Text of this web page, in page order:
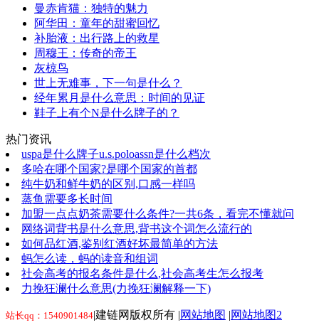
曼赤肯猫：独特的魅力
阿华田：童年的甜蜜回忆
补胎液：出行路上的救星
周穆王：传奇的帝王
灰椋鸟
世上无难事，下一句是什么？
经年累月是什么意思：时间的见证
鞋子上有个N是什么牌子的？
热门资讯
uspa是什么牌子u.s.poloassn是什么档次
多哈在哪个国家?是哪个国家的首都
纯牛奶和鲜牛奶的区别,口感一样吗
蒸鱼需要多长时间
加盟一点点奶茶需要什么条件?一共6条，看完不懂就问
网络词背书是什么意思,背书这个词怎么流行的
如何品红酒,鉴别红酒好坏最简单的方法
蚂怎么读，蚂的读音和组词
社会高考的报名条件是什么,社会高考生怎么报考
力挽狂澜什么意思(力挽狂澜解释一下)
站长qq：1540901484|建链网版权所有 |网站地图 |网站地图2